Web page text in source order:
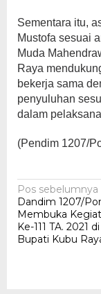
Sementara itu,
Mustofa sesuai
Muda
Raya
bekerja sama
penyuluhan
dalam
(Pendim 1207/
Navigasi
pos
Pos sebelumnya
Dandim 1207/
Membuka
Ke-111 TA. 2021
Bupati Kubu